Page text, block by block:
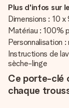
Plus d'infos sur
Dimensions : 10 x
Matériau : 100%
Personnalisation
Instructions de
sèche-linge
Ce porte-clé
chaque